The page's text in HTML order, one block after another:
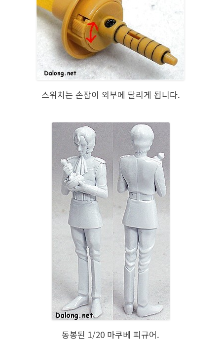
스위치는 손잡이 외부에 달리게 됩니다.
동봉된 1/20 마쿠베 피규어.